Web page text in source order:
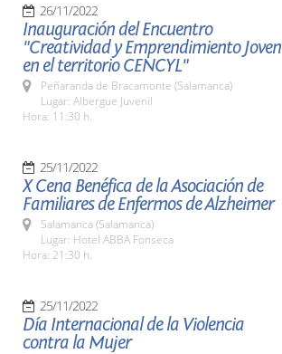
26/11/2022
Inauguración del Encuentro
"Creatividad y Emprendimiento Joven
en el territorio CENCYL"
Peñaranda de Bracamonte (Salamanca)
Lugar: Albergue Juvenil
Hora: 11:30 h.
25/11/2022
X Cena Benéfica de la Asociación de
Familiares de Enfermos de Alzheimer
Salamanca (Salamanca)
Lugar: Hotel ABBA Fonseca
Hora: 21:30 h.
25/11/2022
Día Internacional de la Violencia
contra la Mujer